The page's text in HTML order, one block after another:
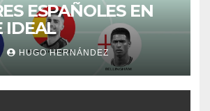
ESPAÑOLES EN
IDEAL
HUGO HERNÁNDEZ